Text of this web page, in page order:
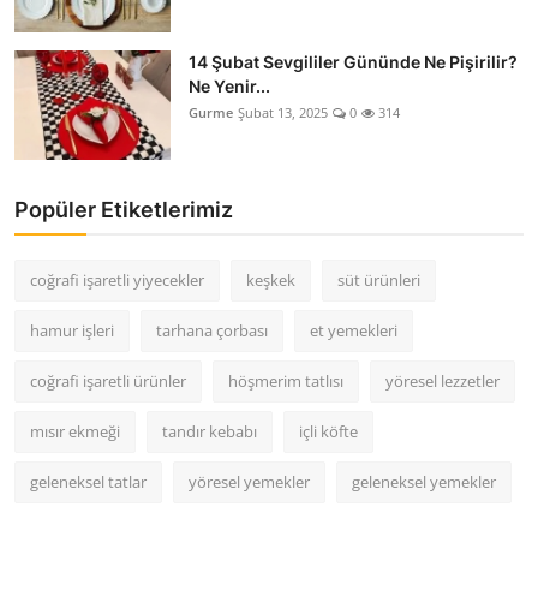
14 Şubat Sevgililer Gününde Ne Pişirilir?
Ne Yenir...
Gurme Şubat 13, 2025 0 314
Popüler Etiketlerimiz
coğrafi işaretli yiyecekler keşkek süt ürünleri
hamur işleri tarhana çorbası et yemekleri
coğrafi işaretli ürünler höşmerim tatlısı yöresel lezzetler
mısır ekmeği tandır kebabı içli köfte
geleneksel tatlar yöresel yemekler geleneksel yemekler